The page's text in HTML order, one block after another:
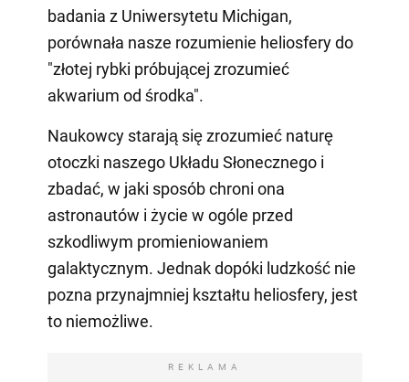
badania z Uniwersytetu Michigan,
porównała nasze rozumienie heliosfery do
"złotej rybki próbującej zrozumieć
akwarium od środka".
Naukowcy starają się zrozumieć naturę
otoczki naszego Układu Słonecznego i
zbadać, w jaki sposób chroni ona
astronautów i życie w ogóle przed
szkodliwym promieniowaniem
galaktycznym. Jednak dopóki ludzkość nie
pozna przynajmniej kształtu heliosfery, jest
to niemożliwe.
REKLAMA